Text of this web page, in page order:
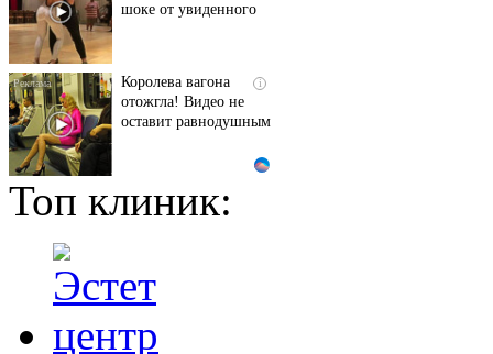
шоке от увиденного
i
Королева вагона
отожгла! Видео не
оставит равнодушным
Этот танец невесты
оставит вас без слов!
Ролик из Омска: вы
будете смеяться долго
Топ клиник: